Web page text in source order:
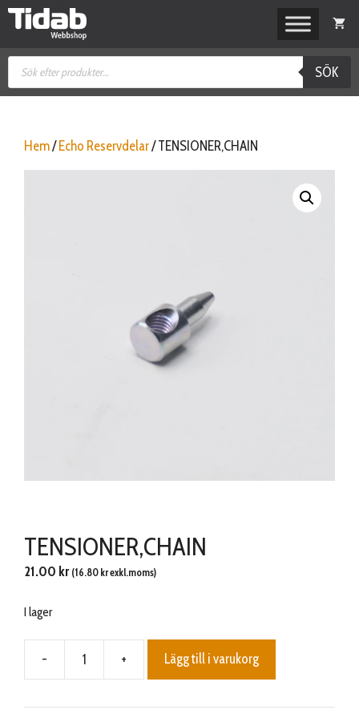
Hoppa
Produktsökning
SÖK
Hem/ Echo Reservdelar/ TENSIONER,CHAIN
TENSIONER,CHAIN
21.00 kr (16.80 krexkl.moms)
I lager
-
TENSIONER,CHAIN
+ Lägg till i varukorg